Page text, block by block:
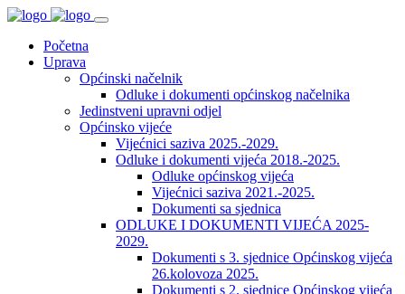
Početna
Uprava
Općinski načelnik
Odluke i dokumenti općinskog načelnika
Jedinstveni upravni odjel
Općinsko vijeće
Vijećnici saziva 2025.-2029.
Odluke i dokumenti vijeća 2018.-2025.
Odluke općinskog vijeća
Vijećnici saziva 2021.-2025.
Dokumenti sa sjednica
ODLUKE I DOKUMENTI VIJEĆA 2025-
2029.
Dokumenti s 3. sjednice Općinskog vijeća
26.kolovoza 2025.
Dokumenti s 2. sjednice Općinskog vijeća